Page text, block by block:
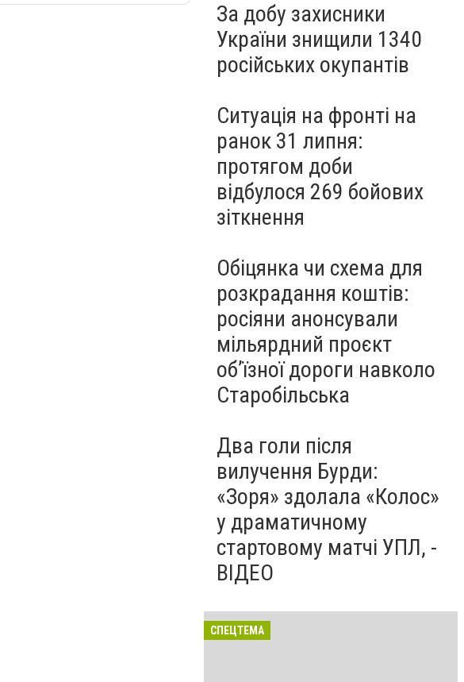
За добу захисники
України знищили 1340
російських окупантів
Ситуація на фронті на
ранок 31 липня:
протягом доби
відбулося 269 бойових
зіткнення
Обіцянка чи схема для
розкрадання коштів:
росіяни анонсували
мільярдний проєкт
об’їзної дороги навколо
Старобільська
Два голи після
вилучення Бурди:
«Зоря» здолала «Колос»
у драматичному
стартовому матчі УПЛ, -
ВІДЕО
СПЕЦТЕМА